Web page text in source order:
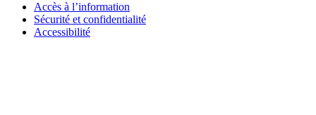
Accès à l’information
Sécurité et confidentialité
Accessibilité